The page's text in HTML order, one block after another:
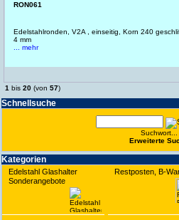
Schnell­suche
Suchwort...
Erwei­terte
Kate­gorien
Edelstahl Glashalter
Sonderangebote
Restposten, B-
RON061
Edelstahlronden, V2A , einseitig, Korn 240
4 mm
... mehr
1 bis 20 (von 57)